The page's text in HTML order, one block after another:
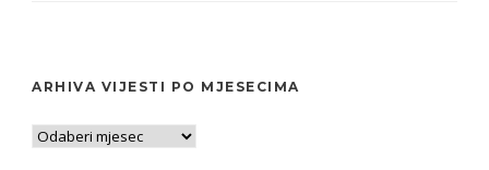
ARHIVA VIJESTI PO MJESECIMA